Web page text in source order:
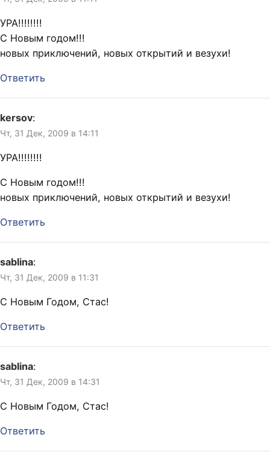
УРА!!!!!!!!
С Новым годом!!!
новых приключений, новых открытий и везухи!
Ответить
kersov:
Чт, 31 Дек, 2009 в 14:11
УРА!!!!!!!!
С Новым годом!!!
новых приключений, новых открытий и везухи!
Ответить
sablina:
Чт, 31 Дек, 2009 в 11:31
С Новым Годом, Стас!
Ответить
sablina:
Чт, 31 Дек, 2009 в 14:31
С Новым Годом, Стас!
Ответить